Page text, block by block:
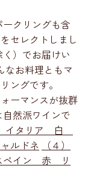
クリングも含
セレクトしまし
）でお届けい
なお料理ともマ
ングです。
ーマンスが抜群
然派ワインで
）イタリア 白
ルドネ
（４）
ペイン 赤 リ